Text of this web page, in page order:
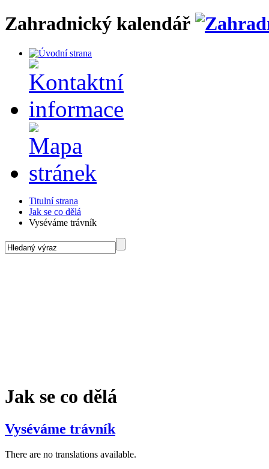
Zahradnický kalendář
Titulní strana
Jak se co dělá
Vyséváme trávník
Jak se co dělá
Vyséváme trávník
There are no translations available.